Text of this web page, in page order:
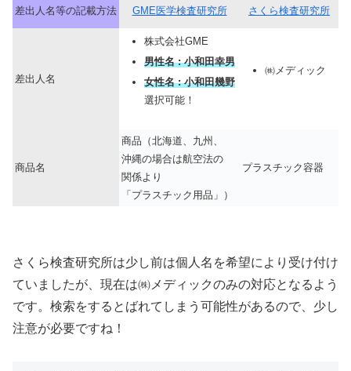
差出人名等の記載方法 GME医学検査研究所 さくら検査研究所
差出人名
株式会社GME
男性名 : 小和田幸男
女性名 : 小和田幾野
選択可能！
㈱メディック
商品名
商品（北海道、九州、
沖縄の場合は航空法の
関係より
「プラスチック用品」）
プラスチック容器
さくら検査研究所は少し前は個人名を希望により受け付け
ていましたが、現在は㈱メディックのみの対応となるよう
です。検索をするとばれてしまう可能性があるので、少し
注意が必要ですね！